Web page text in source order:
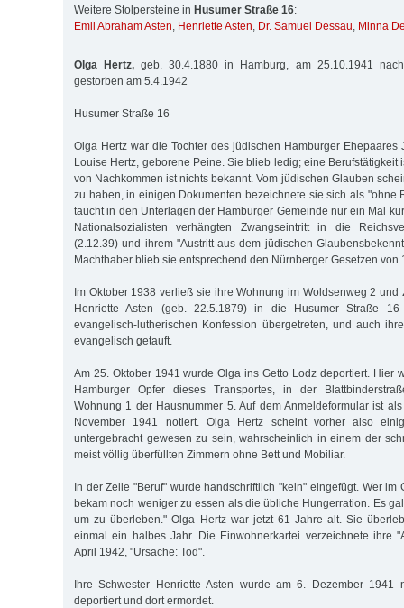
Weitere Stolpersteine in Husumer Straße 16:
Emil Abraham Asten, Henriette Asten, Dr. Samuel Dessau, Minna
Olga Hertz, geb. 30.4.1880 in Hamburg, am 25.10.1941
gestorben am 5.4.1942
Husumer Straße 16
Olga Hertz war die Tochter des jüdischen Hamburger Ehepaares
Louise Hertz, geborene Peine. Sie blieb ledig; eine Berufstätigkeit
von Nachkommen ist nichts bekannt. Vom jüdischen Glauben
zu haben, in einigen Dokumenten bezeichnete sie sich als "ohne
taucht in den Unterlagen der Hamburger Gemeinde nur ein Mal
Nationalsozialisten verhängten Zwangseintritt in die
(2.12.39) und ihrem "Austritt aus dem jüdischen
Machthaber blieb sie entsprechend den Nürnberger Gesetzen von
Im Oktober 1938 verließ sie ihre Wohnung im Woldsenweg 2 und
Henriette Asten (geb. 22.5.1879) in die Husumer Straße
evangelisch-lutherischen Konfession übergetreten, und auch
evangelisch ge­tauft.
Am 25. Oktober 1941 wurde Olga ins Getto Lodz deportiert. Hier
Hamburger Opfer dieses Transportes, in der
Wohnung 1 der Hausnummer 5. Auf dem Anmeldeformular ist
November 1941 notiert. Olga Hertz scheint vorher also
untergebracht gewesen zu sein, wahrscheinlich in einem der
meist völlig überfüllten Zimmern ohne Bett und Mobiliar.
In der Zeile "Beruf" wurde handschriftlich "kein" eingefügt. Wer im
bekam noch weniger zu essen als die übliche Hungerration. Es
um zu überleben." Olga Hertz war jetzt 61 Jahre alt. Sie
einmal ein halbes Jahr. Die Einwohnerkartei verzeichnete ihre
April 1942, "Ursache: Tod".
Ihre Schwester Henriette Asten wurde am 6. Dezember 1941
deportiert und dort ermordet.